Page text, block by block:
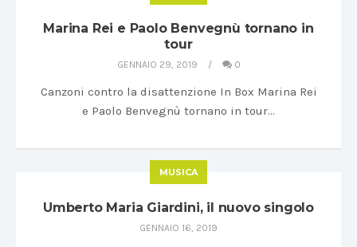
Marina Rei e Paolo Benvegnù tornano in
tour
GENNAIO 29, 2019 0
Canzoni contro la disattenzione In Box Marina Rei
e Paolo Benvegnù tornano in tour…
MUSICA
Umberto Maria Giardini, il nuovo singolo
GENNAIO 16, 2019